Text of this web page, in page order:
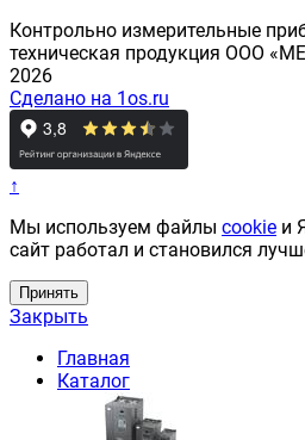
Контрольно измерительные
техническая продукция ООО
2026
Сделано на 1os.ru
↑
Мы используем файлы cookie и
сайт работал и становился
Принять
Закрыть
Главная
Каталог